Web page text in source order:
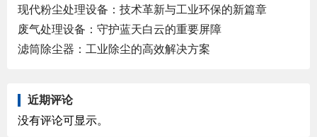
现代粉尘处理设备：技术革新与工业环保的新篇章
废气处理设备：守护蓝天白云的重要屏障
滤筒除尘器：工业除尘的高效解决方案
近期评论
没有评论可显示。